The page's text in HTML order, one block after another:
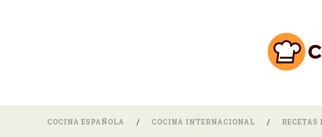
COCINA ESPAÑOLA COCINA INTERNACIONAL RECETAS